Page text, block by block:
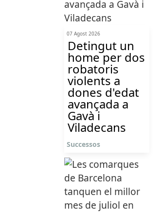
07 Agost 2026
Detingut un
home per dos
robatoris
violents a
dones d'edat
avançada a
Gavà i
Viladecans
Successos